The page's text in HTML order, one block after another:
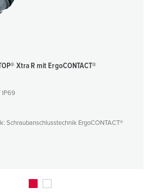
Xtra R mit ErgoCONTACT®
IP69
Schraubanschlusstechnik ErgoCONTACT®